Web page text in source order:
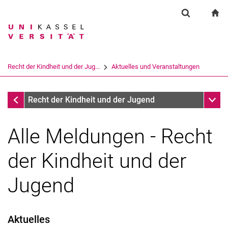
Springe direkt zu: Inhalt
Springe direkt zu: Suche
Springe direkt zu:
Suchbegriff
Suchen (öffnet externen Link in einem
Recht der Kindheit und der Jug... Aktuelles und Veranstaltungen
Aktuelles und Veranstaltungen
Recht der Kindheit und der Jugend
Alle Meldungen - Recht
der Kindheit und der
Jugend
Aktuelles